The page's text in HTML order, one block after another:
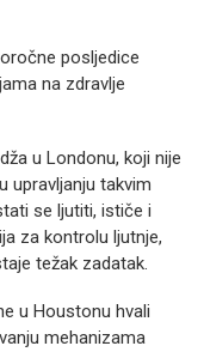
posljedice
na zdravlje
u Londonu, koji nije
upravljanju takvim
se ljutiti, ističe i
za kontrolu ljutnje,
težak zadatak.
u Houstonu hvali
mehanizama